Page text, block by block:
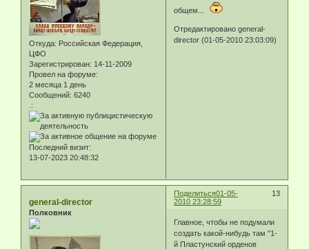
Откуда: Российская Федерация,
ЦФО
Зарегистрирован: 14-11-2009
Провел на форуме:
2 месяца 1 день
Сообщений: 6240
.:
Последний визит:
13-07-2023 20:48:32
общем...
Отредактировано general-
director (01-05-2010 23:03:09)
Поделиться 13
01-05-
2010 23:28:59
general-director
Полковник
Главное, чтобы не подумали
создать какой-нибудь там "1-
й Пластунский орденов